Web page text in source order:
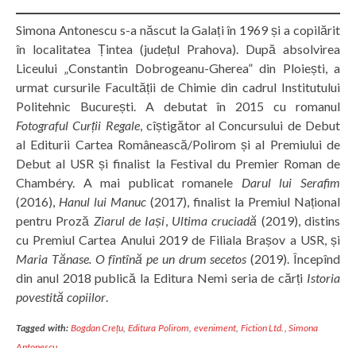
Simona Antonescu s-a născut la Galați în 1969 și a copilărit
în localitatea Țintea (județul Prahova). După absolvirea
Liceului „Constantin Dobrogeanu-Gherea” din Ploiești, a
urmat cursurile Facultății de Chimie din cadrul Institutului
Politehnic București. A debutat în 2015 cu romanul
Fotograful Curții Regale, cîștigător al Concursului de Debut
al Editurii Cartea Românească/Polirom și al Premiului de
Debut al USR și finalist la Festival du Premier Roman de
Chambéry. A mai publicat romanele Darul lui Serafim
(2016), Hanul lui Manuc (2017), finalist la Premiul Național
pentru Proză Ziarul de Iași, Ultima cruciadă (2019), distins
cu Premiul Cartea Anului 2019 de Filiala Brașov a USR, și
Maria Tănase. O fîntînă pe un drum secetos (2019). Începînd
din anul 2018 publică la Editura Nemi seria de cărți Istoria
povestită copiilor.
Tagged with: Bogdan Crețu,Editura Polirom, eveniment, Fiction Ltd.,Simona